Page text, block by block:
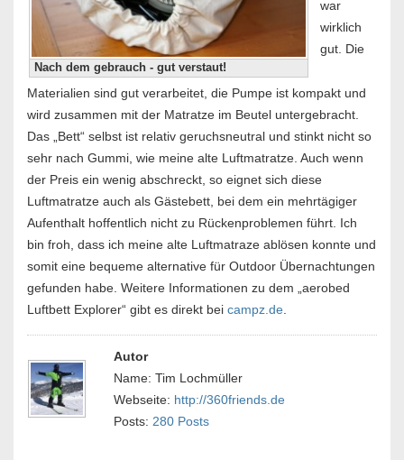
Nach dem gebrauch - gut verstaut!
war
wirklich
gut. Die
Materialien sind gut verarbeitet, die Pumpe ist kompakt und
wird zusammen mit der Matratze im Beutel untergebracht.
Das „Bett“ selbst ist relativ geruchsneutral und stinkt nicht so
sehr nach Gummi, wie meine alte Luftmatratze. Auch wenn
der Preis ein wenig abschreckt, so eignet sich diese
Luftmatratze auch als Gästebett, bei dem ein mehrtägiger
Aufenthalt hoffentlich nicht zu Rückenproblemen führt. Ich
bin froh, dass ich meine alte Luftmatraze ablösen konnte und
somit eine bequeme alternative für Outdoor Übernachtungen
gefunden habe. Weitere Informationen zu dem „aerobed
Luftbett Explorer“ gibt es direkt bei campz.de
Autor
Name: Tim Lochmüller
Webseite: http://360friends.de
Posts: 280 Posts